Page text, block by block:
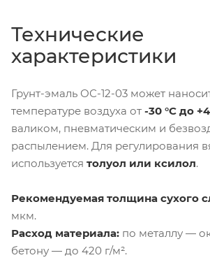
Технические
характеристики
Грунт-эмаль ОС-12-03 может
температуре воздуха от -30 °C до
валиком, пневматическим и
распылением. Для регулирования
используется толуол или ксилол.
Рекомендуемая толщина сухого
мкм.
Расход материала: по металлу —
бетону — до 420 г/м².